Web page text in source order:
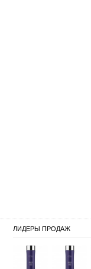
ЛИДЕРЫ ПРОДАЖ